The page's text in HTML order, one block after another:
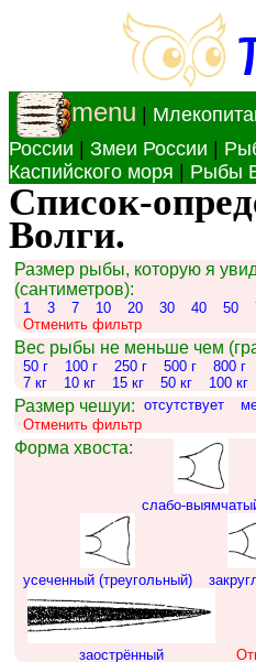
menu
России
Змеи России
Каспийского моря
Рыбы
Список-
Волги.
Размер рыбы, которую я
(сантиметров):
1 3 7 10 20 30 40 50
Отменить фильтр
Вес рыбы не меньше чем
50 г
100 г 250 г 500 г 800 г
7 кг
10 кг 15 кг 50 кг 100 кг
Размер чешуи: отсутствует
Отменить фильтр
Форма хвоста:
слабо-
усеченный (треугольный)
заострённый